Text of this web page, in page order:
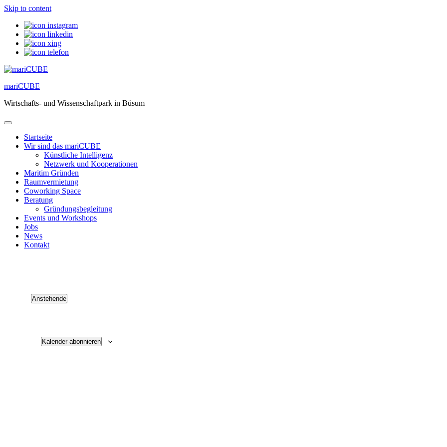
Skip to content
mariCUBE
Wirtschafts- und Wissenschaftpark in Büsum
Startseite
Wir sind das mariCUBE
Künstliche Intelligenz
Netzwerk und Kooperationen
Maritim Gründen
Raumvermietung
Coworking Space
Beratung
Gründungsbegleitung
Events und Workshops
Jobs
News
Kontakt
Anstehende
Kalender abonnieren